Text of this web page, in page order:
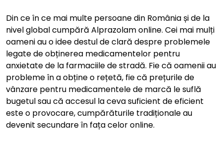
Din ce în ce mai multe persoane din România și de la
nivel global cumpără Alprazolam online. Cei mai mulți
oameni au o idee destul de clară despre problemele
legate de obținerea medicamentelor pentru
anxietate de la farmaciile de stradă. Fie că oamenii au
probleme în a obține o rețetă, fie că prețurile de
vânzare pentru medicamentele de marcă le suflă
bugetul sau că accesul la ceva suficient de eficient
este o provocare, cumpărăturile tradiționale au
devenit secundare în fața celor online.